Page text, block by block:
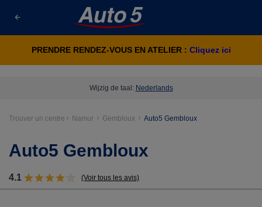
PRENDRE RENDEZ-VOUS EN ATELIER : Cliquez ici
Trouver un centre Namur Gembloux Auto5 Gembloux
Wijzig de taal: Nederlands
Auto5 Gembloux
4.1 (Voir tous les avis)